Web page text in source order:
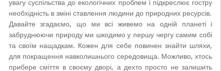
увагу суспільства до екологічних проблем і підкреслює гостру
необхідність в зміні ставлення людини до природних ресурсів.
Давайте згадаємо, що ми всі живемо на одній планеті і
забруднюючи природу ми шкодимо у першу чергу самим собі
та своїм нащадкам. Кожен для себе повинен знайти шляхи,
для покращення навколишнього середовища. Можливо, хтось
прибере сміття в своєму дворі, а дехто просто не залишить